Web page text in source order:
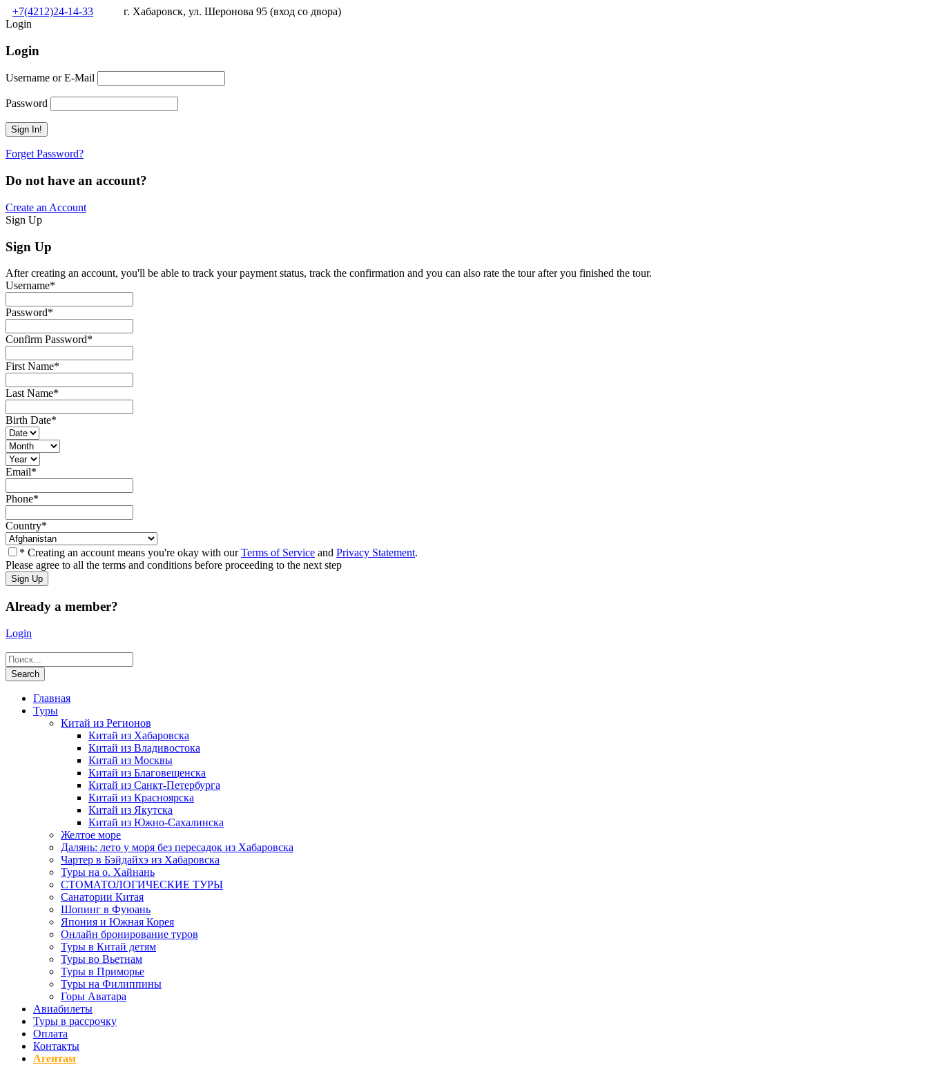
+7(4212)24-14-33
г. Хабаровск, ул. Шеронова 95 (вход со двора)
Login
Login
Username or E-Mail
Password
Forget Password?
Do not have an account?
Create an Account
Sign Up
Sign Up
After creating an account, you'll be able to track your payment status, track the confirmation and you can also rate the tour after you finished the tour.
Username*
Password*
Confirm Password*
First Name*
Last Name*
Birth Date*
Email*
Phone*
Country*
* Creating an account means you're okay with ourTerms of Service and Privacy Statement.
Please agree to all the terms and conditions before proceeding to the next step
Already a member?
Login
Главная
Туры
Китай из Регионов
Китай из Хабаровска
Китай из Владивостока
Китай из Москвы
Китай из Благовещенска
Китай из Санкт-Петербурга
Китай из Красноярска
Китай из Якутска
Китай из Южно-Сахалинска
Желтое море
Далянь: лето у моря без пересадок из Хабаровска
Чартер в Бэйдайхэ из Хабаровска
Туры на о. Хайнань
СТОМАТОЛОГИЧЕСКИЕ ТУРЫ
Санатории Китая
Шопинг в Фуюань
Япония и Южная Корея
Онлайн бронирование туров
Туры в Китай детям
Туры во Вьетнам
Туры в Приморье
Туры на Филиппины
Горы Аватара
Авиабилеты
Туры в рассрочку
Оплата
Контакты
Агентам